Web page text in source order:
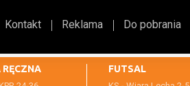
Kontakt Reklama Do pobrania
RĘCZNA FUTSAL